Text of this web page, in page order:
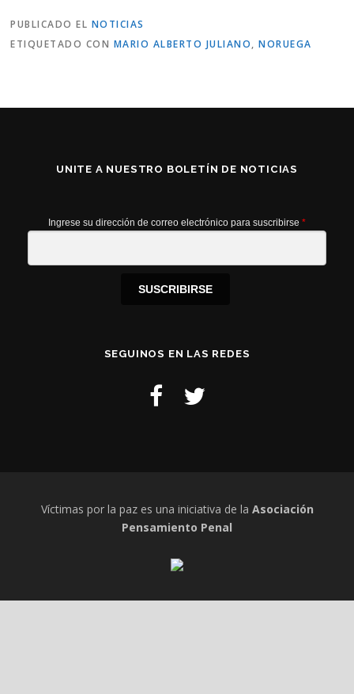
PUBLICADO EL NOTICIAS
ETIQUETADO CON MARIO ALBERTO JULIANO,NORUEGA
UNITE A NUESTRO BOLETÍN DE NOTICIAS
Ingrese su dirección de correo electrónico para suscribirse *
SUSCRIBIRSE
SEGUINOS EN LAS REDES
Víctimas por la paz es una iniciativa de la Asociación
Pensamiento Penal